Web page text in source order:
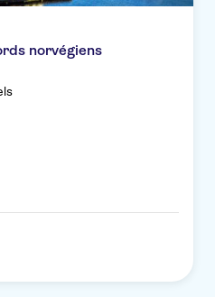
norvégiens